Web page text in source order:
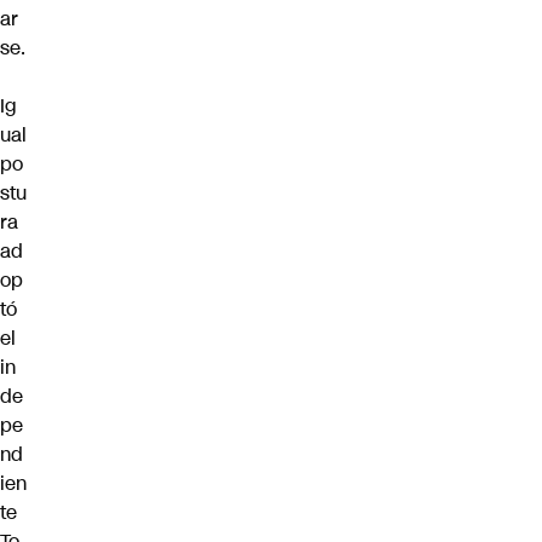
ar
se.
Ig
ual
po
stu
ra
ad
op
tó
el
in
de
pe
nd
ien
te